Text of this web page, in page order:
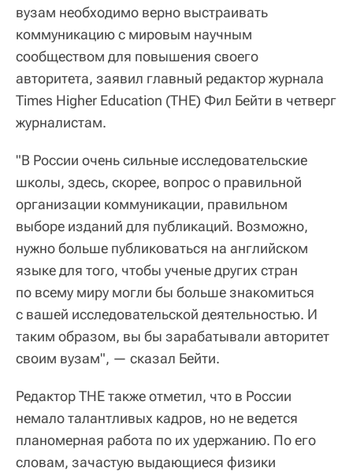
вузам необходимо верно выстраивать
коммуникацию с мировым научным
сообществом для повышения своего
авторитета, заявил главный редактор журнала
Times Higher Education (THE) Фил Бейти в четверг
журналистам.
"В России очень сильные исследовательские
школы, здесь, скорее, вопрос о правильной
организации коммуникации, правильном
выборе изданий для публикаций. Возможно,
нужно больше публиковаться на английском
языке для того, чтобы ученые других стран
по всему миру могли бы больше знакомиться
с вашей исследовательской деятельностью. И
таким образом, вы бы зарабатывали авторитет
своим вузам", — сказал Бейти.
Редактор THE также отметил, что в России
немало талантливых кадров, но не ведется
планомерная работа по их удержанию. По его
словам, зачастую выдающиеся физики